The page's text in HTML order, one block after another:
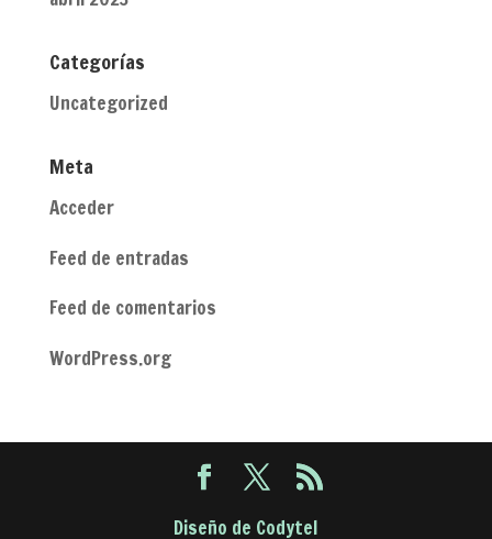
Categorías
Uncategorized
Meta
Acceder
Feed de entradas
Feed de comentarios
WordPress.org
Diseño de Codytel